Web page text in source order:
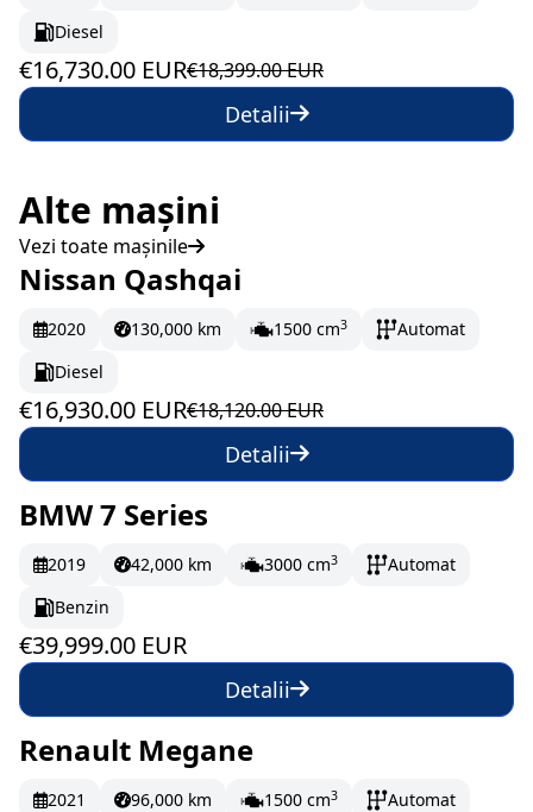
Diesel
€16,730.00 EUR€18,399.00 EUR
Detalii
Alte mașini
Vezi toate mașinile
În stoc
282.17 EUR/lună
Nissan Qashqai
2020 130,000 km 1500 cm3
Automat
Diesel
€16,930.00 EUR€18,120.00 EUR
Detalii
La comandă
BMW 7 Series
2019 42,000 km 3000 cm3
Automat
Benzin
€39,999.00 EUR
Detalii
În stoc 213 EUR/lună
Renault Megane
2021 96,000 km 1500 cm3
Automat